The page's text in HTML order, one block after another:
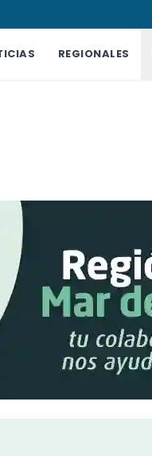
REGIONALES